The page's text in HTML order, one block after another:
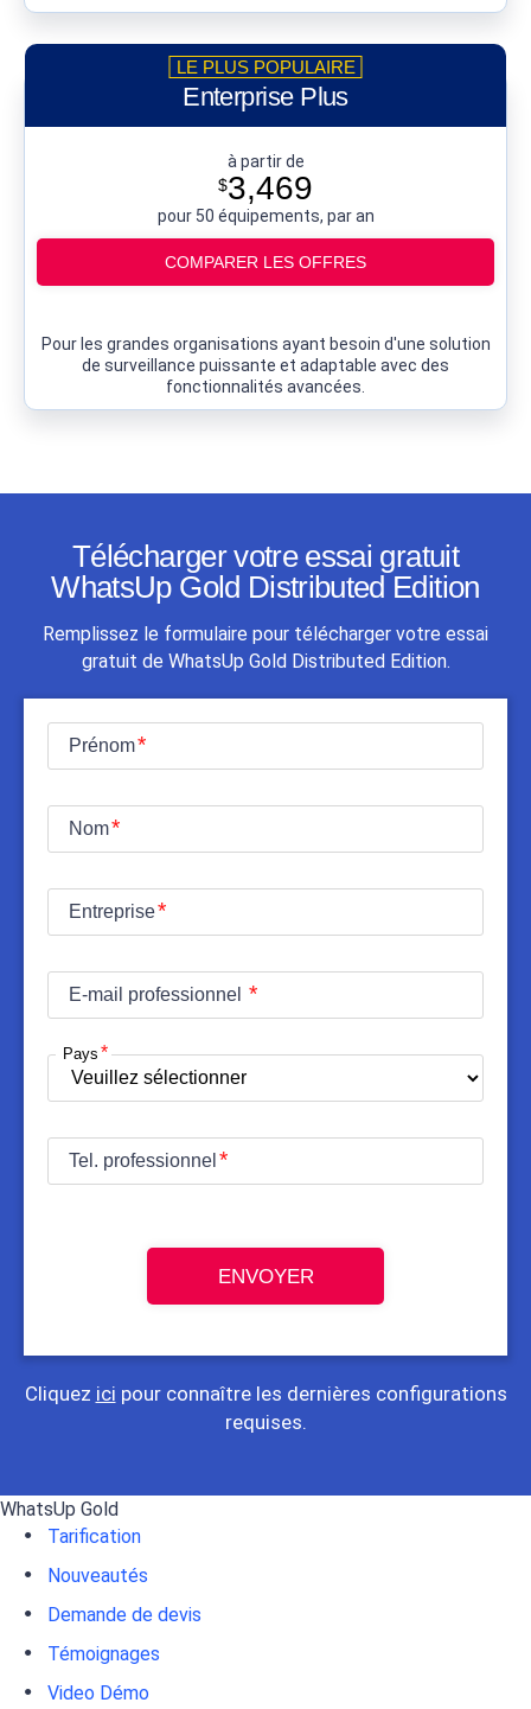
Enterprise Plus
à partir de
$3,469
pour 50 équipements, par an
COMPARER LES OFFRES
Pour les grandes organisations ayant besoin d'une solution
de surveillance puissante et adaptable avec des
fonctionnalités avancées.
Télécharger votre essai gratuit
WhatsUp Gold Distributed Edition
Remplissez le formulaire pour télécharger votre essai
gratuit de WhatsUp Gold Distributed Edition.
Prénom
Nom
Entreprise
E-mail professionnel
Pays
Tel. professionnel
ENVOYER
Cliquez ici pour connaître les dernières configurations
requises.
WhatsUp Gold
Tarification
Nouveautés
Demande de devis
Témoignages
Video Démo